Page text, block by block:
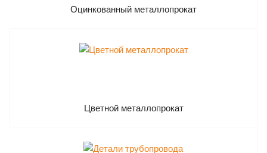
Оцинкованный металлопрокат
Цветной металлопрокат